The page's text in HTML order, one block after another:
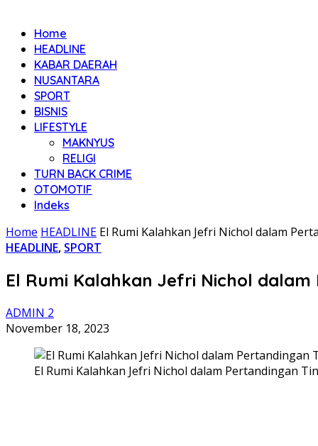
Home
HEADLINE
KABAR DAERAH
NUSANTARA
SPORT
BISNIS
LIFESTYLE
MAKNYUS
RELIGI
TURN BACK CRIME
OTOMOTIF
Indeks
Home HEADLINE El Rumi Kalahkan Jefri Nichol dalam
HEADLINE, SPORT
El Rumi Kalahkan Jefri Nichol
ADMIN 2
November 18, 2023
El Rumi Kalahkan Jefri Nichol dalam Pertandingan